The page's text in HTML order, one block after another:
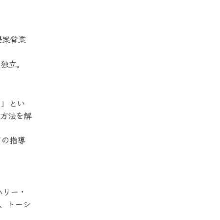
営業
立。
とい
法を解
指導
ー・
トーシ